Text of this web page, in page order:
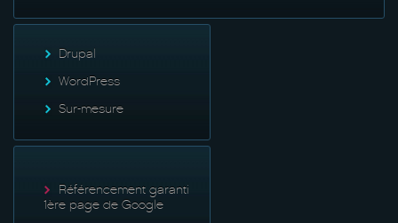
Drupal
WordPress
Sur-mesure
Référencement garanti
1ère page de Google